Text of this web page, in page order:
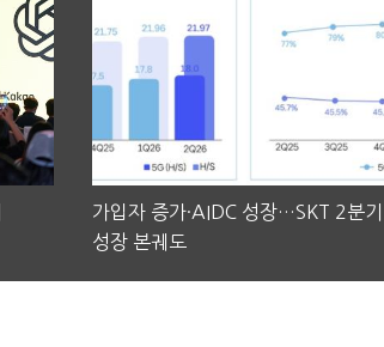
가입자 증가·AIDC 성장…SKT 2분기
성장 본궤도